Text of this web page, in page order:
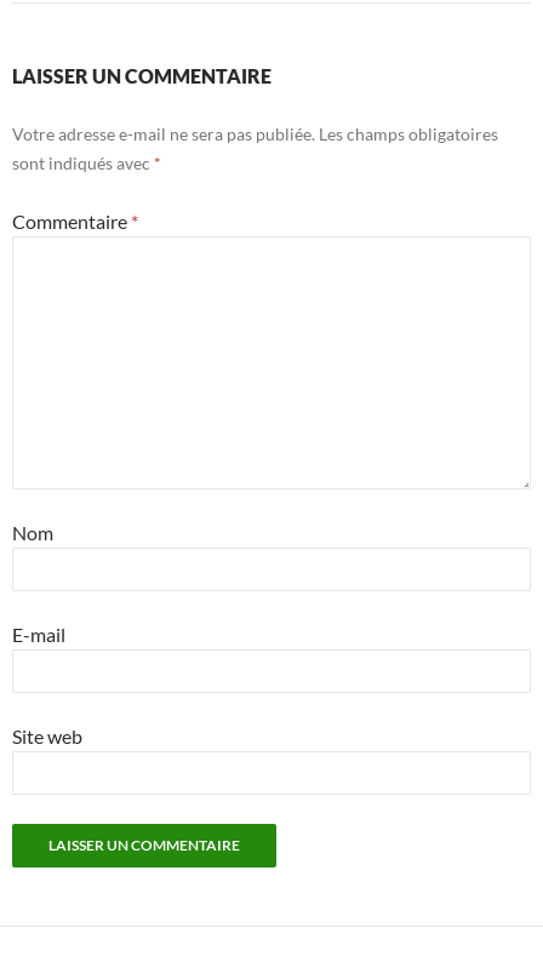
LAISSER UN COMMENTAIRE
Votre adresse e-mail ne sera pas publiée. Les champs obligatoires
sont indiqués avec *
Commentaire *
Nom
E-mail
Site web